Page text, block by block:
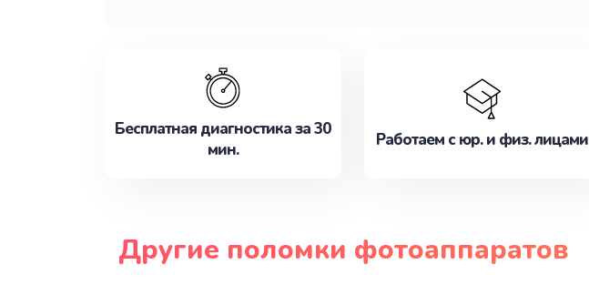
Бесплатная диагностика за 30
мин.
Работаем с юр. и физ. лицами
Другие поломки фотоаппаратов